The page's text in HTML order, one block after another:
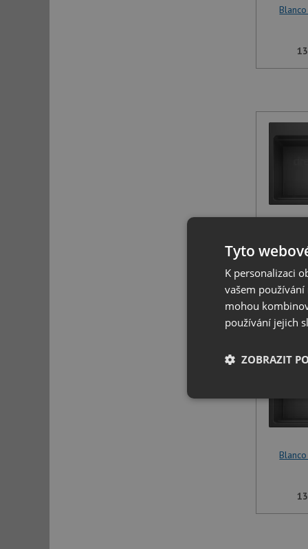
Tyto
K personalizaci
vašem
mohou
používání jejich
ZOBRAZIT
Nezbytně nutné
Nezbytně nutné
stránky nelze bez